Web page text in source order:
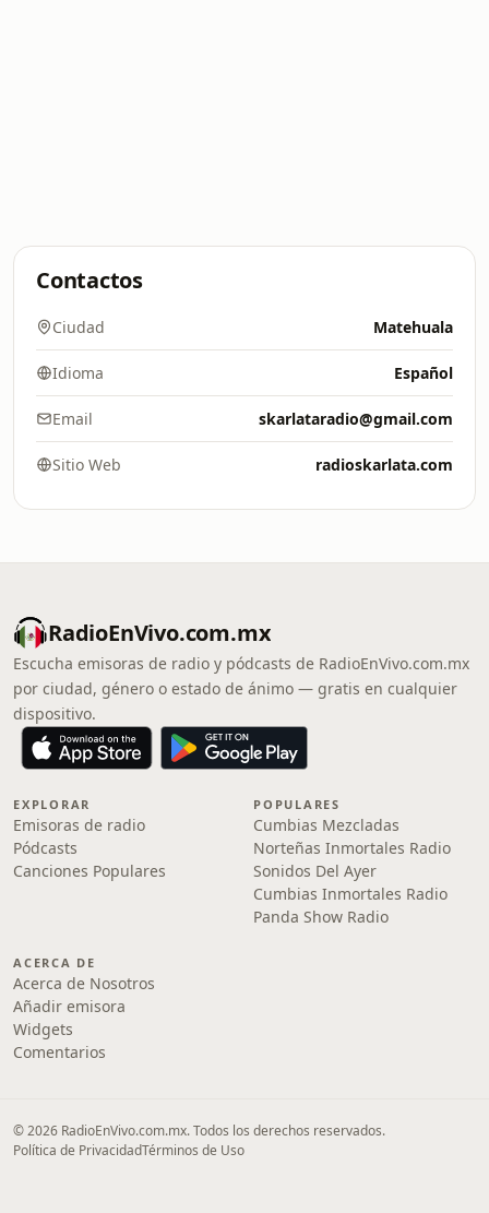
Contactos
Ciudad Matehuala
Idioma Español
Email skarlataradio@gmail.com
Sitio Web radioskarlata.com
RadioEnVivo.com.mx
Escucha emisoras de radio y pódcasts de RadioEnVivo.com.mx
por ciudad, género o estado de ánimo — gratis en cualquier
dispositivo.
EXPLORAR
Emisoras de radio
Pódcasts
Canciones Populares
POPULARES
Cumbias Mezcladas
Norteñas Inmortales Radio
Sonidos Del Ayer
Cumbias Inmortales Radio
Panda Show Radio
ACERCA DE
Acerca de Nosotros
Añadir emisora
Widgets
Comentarios
© 2026 RadioEnVivo.com.mx. Todos los derechos reservados.
Política de PrivacidadTérminos de Uso